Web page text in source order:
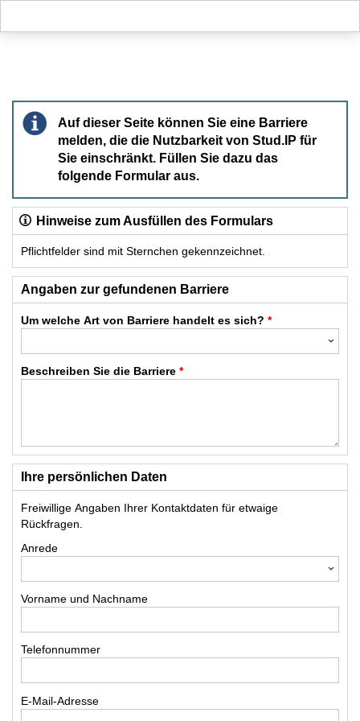
Hauptnavigation
Barriere melden
Auf dieser Seite können Sie eine Barriere
melden, die die Nutzbarkeit von Stud.IP für
Sie einschränkt. Füllen Sie dazu das
folgende Formular aus.
Hinweise zum Ausfüllen des Formulars
Pflichtfelder sind mit Sternchen gekennzeichnet.
Dieses Formular enthält Pflichtfelder.
Angaben zur gefundenen Barriere
Um welche Art von Barriere handelt es sich? *
Beschreiben Sie die Barriere *
Ihre persönlichen Daten
Freiwillige Angaben Ihrer Kontaktdaten für etwaige
Rückfragen.
Anrede
Vorname und Nachname
Telefonnummer
E-Mail-Adresse